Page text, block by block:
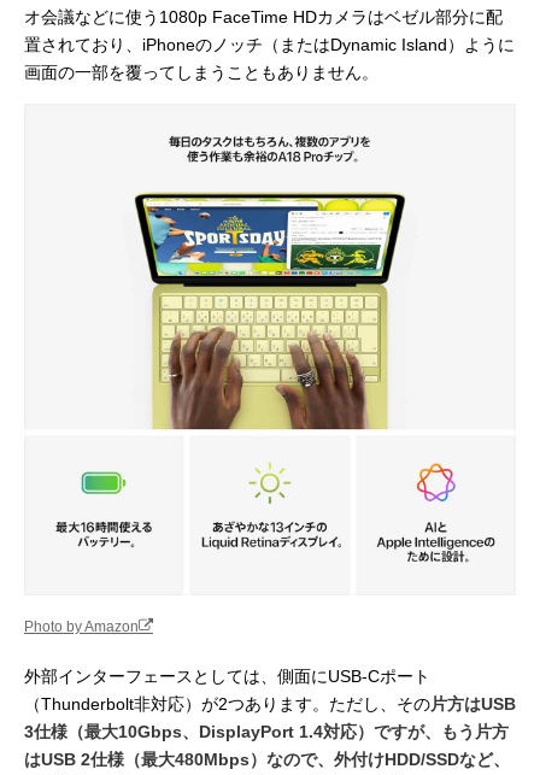
オ会議などに使う1080p FaceTime HDカメラはベゼル部分に配
置されており、iPhoneのノッチ（またはDynamic Island）ように
画面の一部を覆ってしまうこともありません。
Photo by Amazon
外部インターフェースとしては、側面にUSB-Cポート
（Thunderbolt非対応）が2つあります。ただし、その片方はUSB
3仕様（最大10Gbps、DisplayPort 1.4対応）ですが、もう片方
はUSB 2仕様（最大480Mbps）なので、外付けHDD/SSDなど、